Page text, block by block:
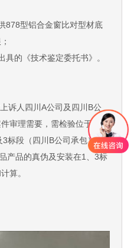
型铝合金窗比对型材底
的《技术鉴定委托书》。
诉人四川A公司及四川B公
审理需要，需检验位于**工
标段（四川B公司承包）的
产品的真伪及安装在1、3标
算。